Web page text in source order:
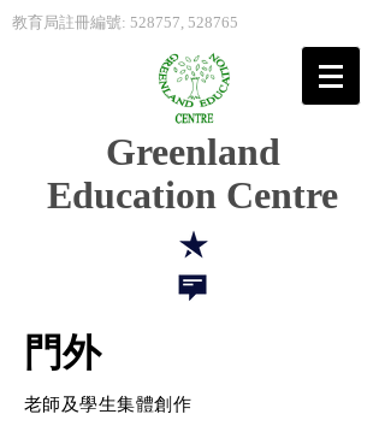
教育局註冊編號: 528757, 528765
Greenland
Education Centre
門外
​老師及學生集體創作